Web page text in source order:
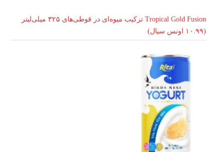
Tropical Gold Fusion ترکیب میوه‌ای در قوطی‌های ۳۲۵ میلی‌لیتر
(۱۰.۹۹ اونس سیال)